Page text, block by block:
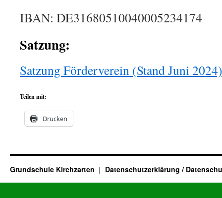
IBAN: DE31680510040005234174
Satzung:
Satzung Förderverein (Stand Juni 2024)
Teilen mit:
Drucken
Grundschule Kirchzarten Datenschutzerklärung /